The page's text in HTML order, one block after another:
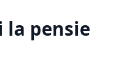
la pensie